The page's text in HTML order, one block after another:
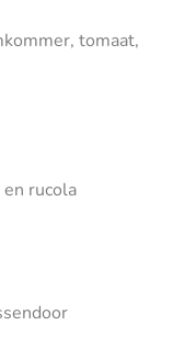
tomaat,
rucola